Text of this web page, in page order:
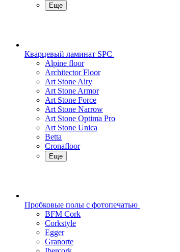
Еще
Кварцевый ламинат SPC
Alpine floor
Architector Floor
Art Stone Airy
Art Stone Armor
Art Stone Force
Art Stone Narrow
Art Stone Optima Pro
Art Stone Unica
Betta
Cronafloor
Еще
Пробковые полы с фотопечатью
BFM Cork
Corkstyle
Egger
Granorte